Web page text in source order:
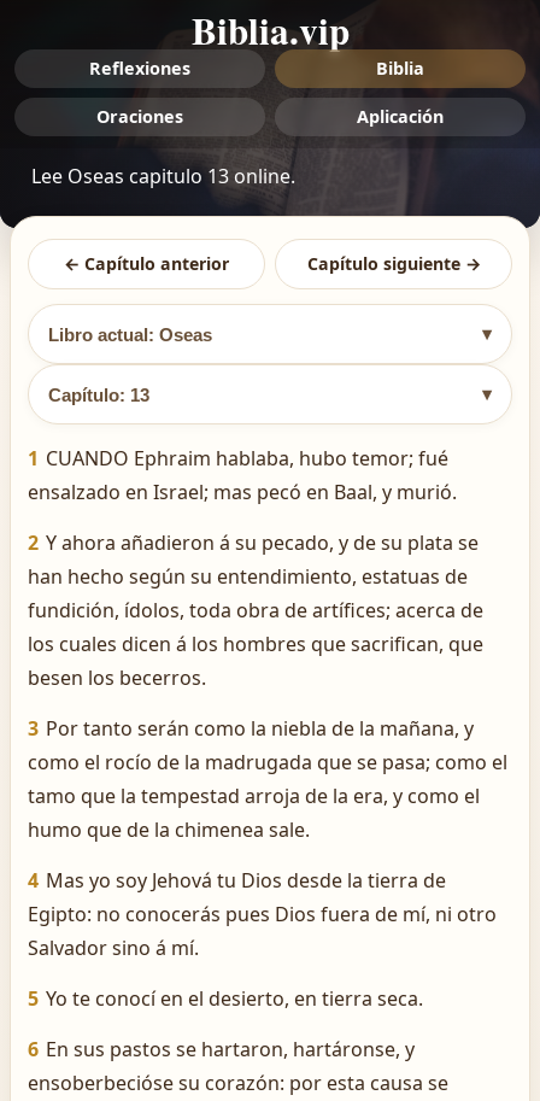
Biblia.vip
Reflexiones Biblia
Oraciones Aplicación
Lee Oseas capitulo 13 online.
← Capítulo anterior Capítulo siguiente →
Libro actual: Oseas ▾
Capítulo: 13 ▾
1 CUANDO Ephraim hablaba, hubo temor; fué
ensalzado en Israel; mas pecó en Baal, y murió.
2 Y ahora añadieron á su pecado, y de su plata se
han hecho según su entendimiento, estatuas de
fundición, ídolos, toda obra de artífices; acerca de
los cuales dicen á los hombres que sacrifican, que
besen los becerros.
3 Por tanto serán como la niebla de la mañana, y
como el rocío de la madrugada que se pasa; como el
tamo que la tempestad arroja de la era, y como el
humo que de la chimenea sale.
4 Mas yo soy Jehová tu Dios desde la tierra de
Egipto: no conocerás pues Dios fuera de mí, ni otro
Salvador sino á mí.
5 Yo te conocí en el desierto, en tierra seca.
6 En sus pastos se hartaron, hartáronse, y
ensoberbecióse su corazón: por esta causa se